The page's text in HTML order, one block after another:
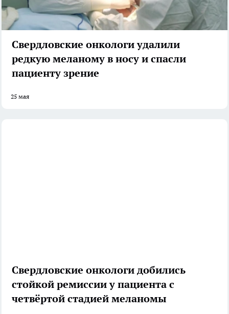
Свердловские онкологи удалили
редкую меланому в носу и спасли
пациенту зрение
25 мая
Свердловские онкологи добились
стойкой ремиссии у пациента с
четвёртой стадией меланомы